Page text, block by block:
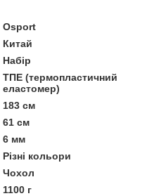
Osport
Китай
Набір
ТПЕ (термопластичний
еластомер)
183 см
61 см
6 мм
Різні кольори
Чохол
1100 г